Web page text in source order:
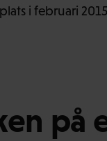
i februari
på